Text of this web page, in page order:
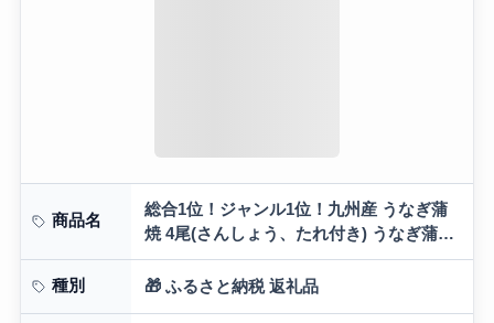
商品名
総合1位！ジャンル1位！九州産 うなぎ蒲
焼 4尾(さんしょう、たれ付き) うなぎ蒲焼
きざみ付き うなぎ 蒲焼き うなぎ蒲焼き お
惣菜 贈答 贈り物 ギフト おす…
種別 🎁 ふるさと納税 返礼品